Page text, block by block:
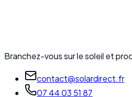
Branchez-vous sur le soleil et
contact@solardirect.fr
07 44 03 51 87